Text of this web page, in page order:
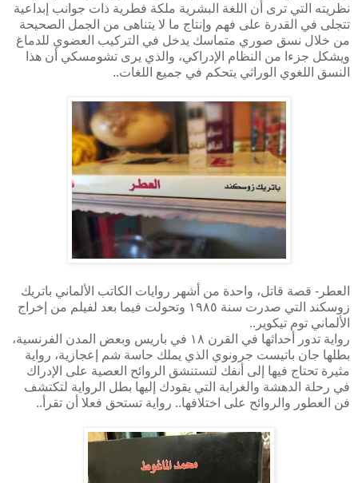
نظريته التي ترى أن اللغة البشرية ملكة فطرية ذات جوانب إبداعية
تتجلى في القدرة على فهم وإنتاج ما لا يتناهى من الجمل الصحيحة
من خلال نسق صوري متماسك يدخل في التركيب العضوي للدماغ
ويشكل جزءا من النظام الإدراكي، والذي يرى تشومسكي أن هذا
النسق اللغوي الوراثي يتحكم في جميع اللغات..
العطر- قصة قاتل، واحدة من أشهر روايات الكاتب الألماني باتريك
زوسكند التي صدرت سنة ١٩٨٥ وتحولت فيما بعد لفيلم من إخراج
الألماني توم تيكوير..
رواية تدور أحداثها في القرن ١٨ في باريس وبعض المدن الفرنسية،
بطلها جان باتيست جرونوي الذي يملك حاسة شم إعجازية، رواية
مثيرة تحتاج فيها إلى أنفك لتستنشق الروائح العصية على الإدراك
في رحلة الدهشة والغرابة التي يقودك إليها بطل الرواية لتكتشف
فن العطور والروائح على اختلافها.. رواية تستحق فعلا أن تقرأ..